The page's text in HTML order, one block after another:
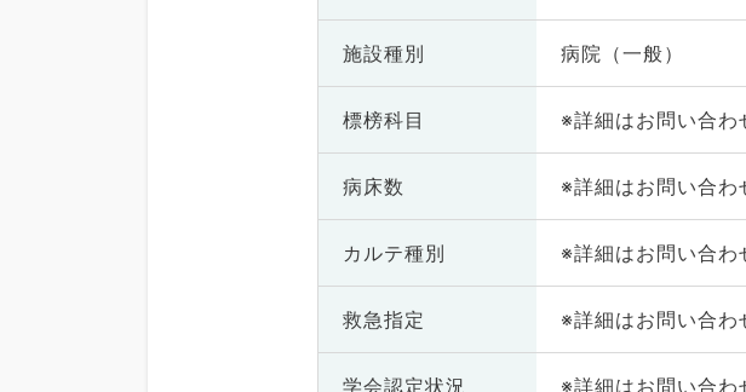
施設種別 病院（一般）
標榜科目 ※詳細はお問い合わ
病床数 ※詳細はお問い合わ
カルテ種別 ※詳細はお問い合わ
救急指定 ※詳細はお問い合わ
学会認定状況 ※詳細はお問い合わ